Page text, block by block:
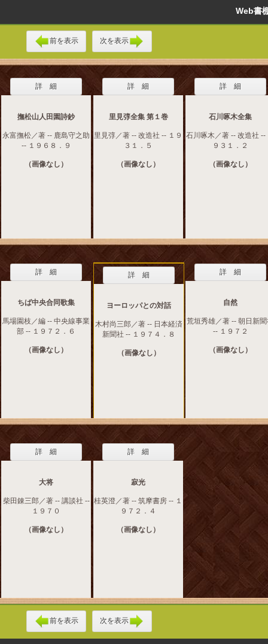
Web
前を表示 次を表示
詳 細
撫松山人田園詩鈔
永富撫松／著 -- 鹿島守之助
-- １９６８．９
（画像なし）
詳 細
里見弴全集 第１巻
里見弴／著 -- 改造社 -- １９
３１．５
（画像なし）
詳 細
石川啄木全集
石川啄木／著 -- 改造社 --
９３１．２
（画像なし）
詳 細
ちば中央合同歌集
馬場園枝／編 -- 中央線事業
部 -- １９７２．６
（画像なし）
詳 細
ヨーロッパとの対話
木村尚三郎／著 -- 日本経済
新聞社 -- １９７４．８
（画像なし）
詳 細
自然
荒垣秀雄／著 -- 朝日新
-- １９７２
（画像なし）
詳 細
大将
柴田錬三郎／著 -- 講談社 --
１９７０
（画像なし）
詳 細
寂光
桂英澄／著 -- 筑摩書房 -- １
９７２．４
（画像なし）
前を表示 次を表示